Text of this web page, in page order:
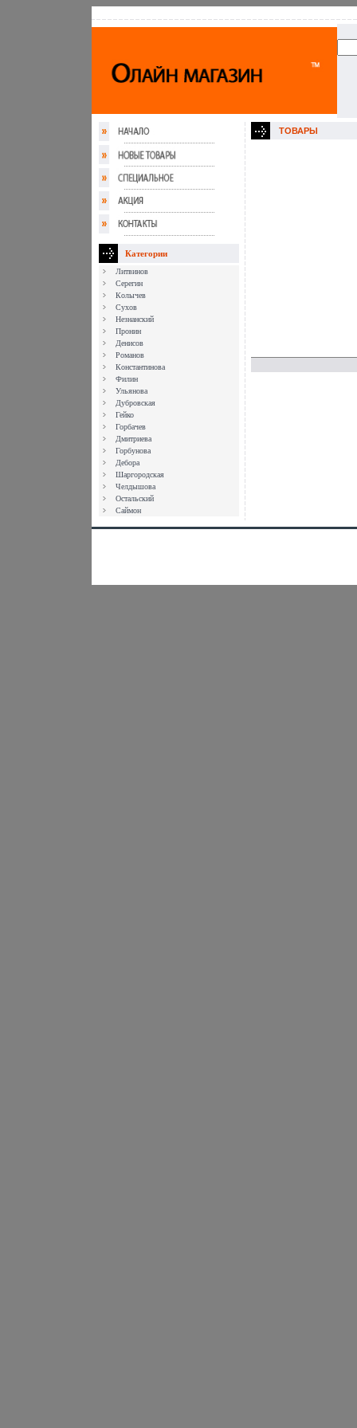
Категории
Литвинов
Серегин
Колычев
Сухов
Незнанский
Пронин
Денисов
Романов
Константинова
Филин
Ульянова
Дубровская
Гейко
Горбачев
Дмитриева
Горбунова
Дебора
Шаргородская
Челдышова
Остальский
Саймон
ТОВАРЫ